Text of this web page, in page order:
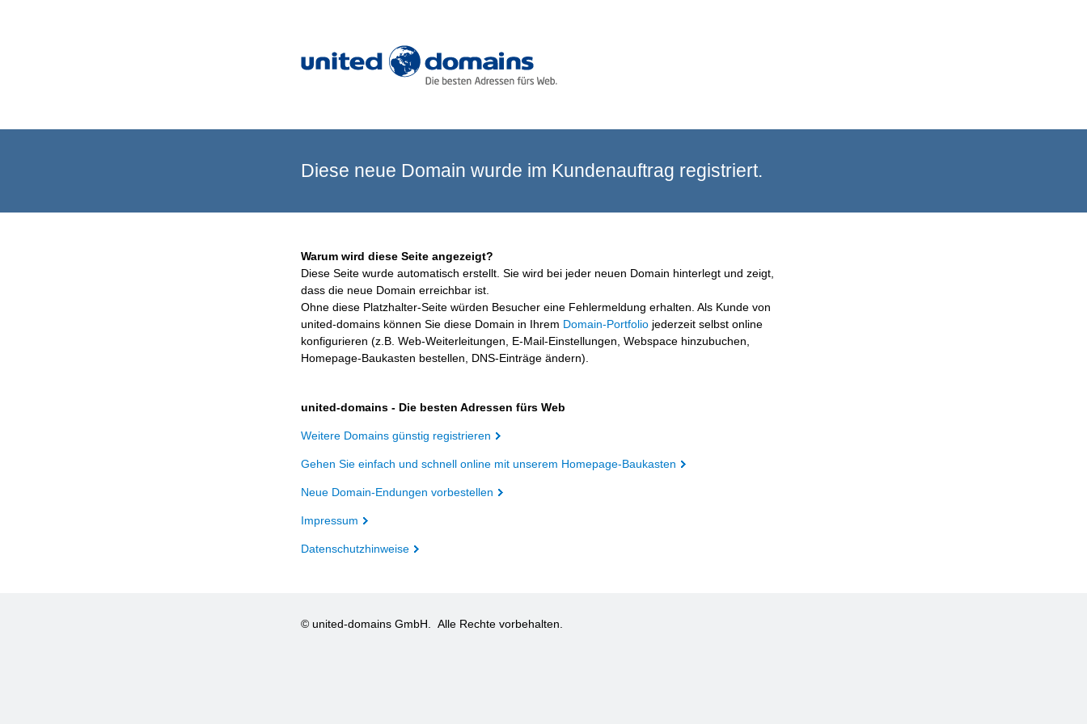
Diese neue Domain wurde im Kundenauftrag registriert.
Warum wird diese Seite angezeigt?
Diese Seite wurde automatisch erstellt. Sie wird bei jeder neuen Domain hinterlegt und zeigt,
dass die neue Domain erreichbar ist.
Ohne diese Platzhalter-Seite würden Besucher eine Fehlermeldung erhalten. Als Kunde von
united-domains können Sie diese Domain in Ihrem Domain-Portfolio jederzeit selbst online
konfigurieren (z.B. Web-Weiterleitungen, E-Mail-Einstellungen, Webspace hinzubuchen,
Homepage-Baukasten bestellen, DNS-Einträge ändern).
united-domains - Die besten Adressen fürs Web
Weitere Domains günstig registrieren
Gehen Sie einfach und schnell online mit unserem Homepage-Baukasten
Neue Domain-Endungen vorbestellen
Impressum
Datenschutzhinweise
© united-domains GmbH. Alle Rechte vorbehalten.